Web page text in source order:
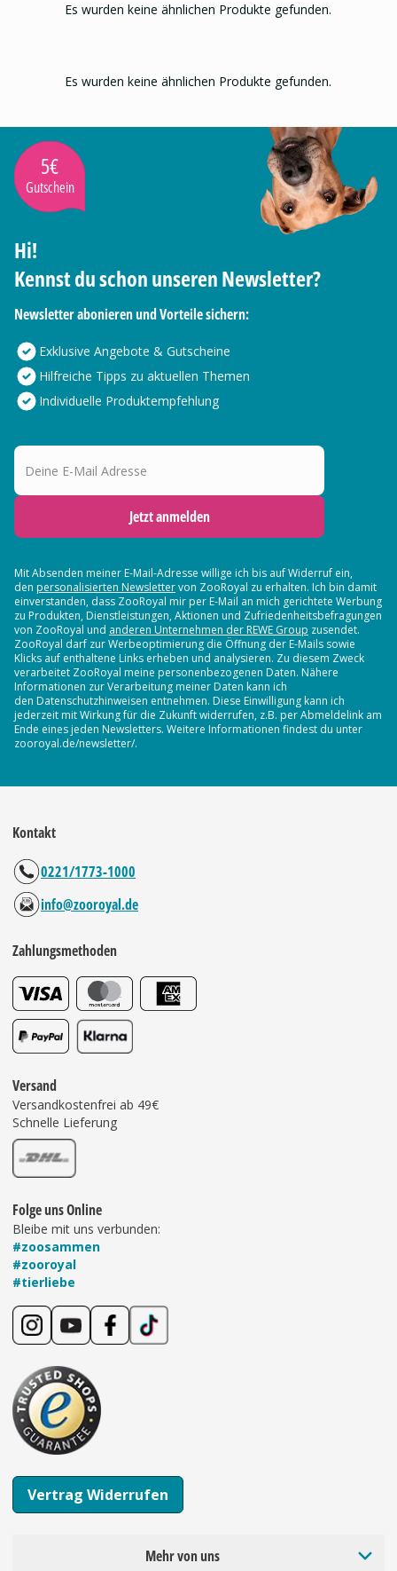
Es wurden keine ähnlichen Produkte gefunden.
Es wurden keine ähnlichen Produkte gefunden.
5€
Gutschein
Hi!
Kennst du schon unseren Newsletter?
Newsletter abonieren und Vorteile sichern:
Exklusive Angebote & Gutscheine
Hilfreiche Tipps zu aktuellen Themen
Individuelle Produktempfehlung
Deine E-Mail Adresse
Jetzt anmelden
Mit Absenden meiner E-Mail-Adresse willige ich bis auf Widerruf ein,
den personalisierten Newslettervon ZooRoyal zu erhalten. Ich bin damit
einverstanden, dass ZooRoyal mir per E-Mail an mich gerichtete Werbung
zu Produkten, Dienstleistungen, Aktionen und Zufriedenheitsbefragungen
von ZooRoyal und anderen Unternehmen der REWE Group zusendet.
ZooRoyal darf zur Werbeoptimierung die Öffnung der E-Mails sowie
Klicks auf enthaltene Links erheben und analysieren. Zu diesem Zweck
verarbeitet ZooRoyal meine personenbezogenen Daten. Nähere
Informationen zur Verarbeitung meiner Daten kann ich
den Datenschutzhinweisen entnehmen. Diese Einwilligung kann ich
jederzeit mit Wirkung für die Zukunft widerrufen, z.B. per Abmeldelink am
Ende eines jeden Newsletters. Weitere Informationen findest du unter
zooroyal.de/newsletter/.
Kontakt
0221/1773-1000
info@zooroyal.de
Zahlungsmethoden
Versand
Versandkostenfrei ab 49€
Schnelle Lieferung
Folge uns Online
Bleibe mit uns verbunden:
#zoosammen
#zooroyal
#tierliebe
Vertrag Widerrufen
Mehr von uns